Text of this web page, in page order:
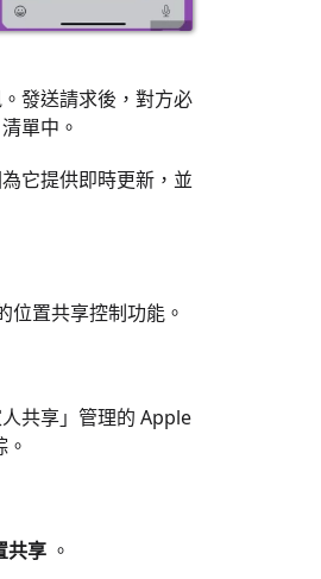
發送請求後，對方必
單中。
它提供即時更新，並
位置共享控制功能。
共享」管理的 Apple
共享 。